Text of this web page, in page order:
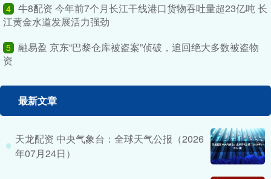
4 牛8配资 今年前7个月长江干线港口货物吞吐量超23亿吨 长
江黄金水道发展活力强劲
5 融易盈 京东“巴黎仓库被盗案”侦破，追回绝大多数被盗物
资
最新文章
天龙配资 中央气象台：全球天气公报（2026
年07月24日）